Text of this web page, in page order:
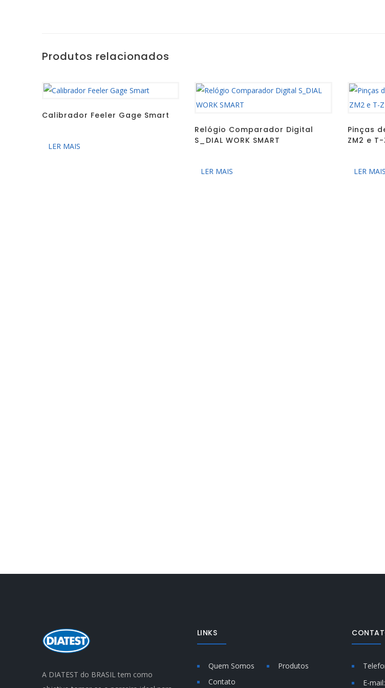
Produtos relacionados
Calibrador Feeler Gage Smart
LER MAIS
Relógio Comparador Digital
S_DIAL WORK SMART
LER MAIS
Pinças
ZM2 e T-
LER MAIS
A DIATEST do BRASIL tem como
LINKS
Quem Somos
Produtos
Contato
E-mail: